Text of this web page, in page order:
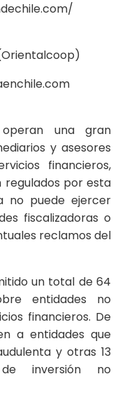
una gran
y asesores
financieros,
regulados por esta
no puede ejercer
fiscalizadoras o
reclamos del
un total de 64
entidades no
financieros. De
a entidades que
y otras 13
inversión no